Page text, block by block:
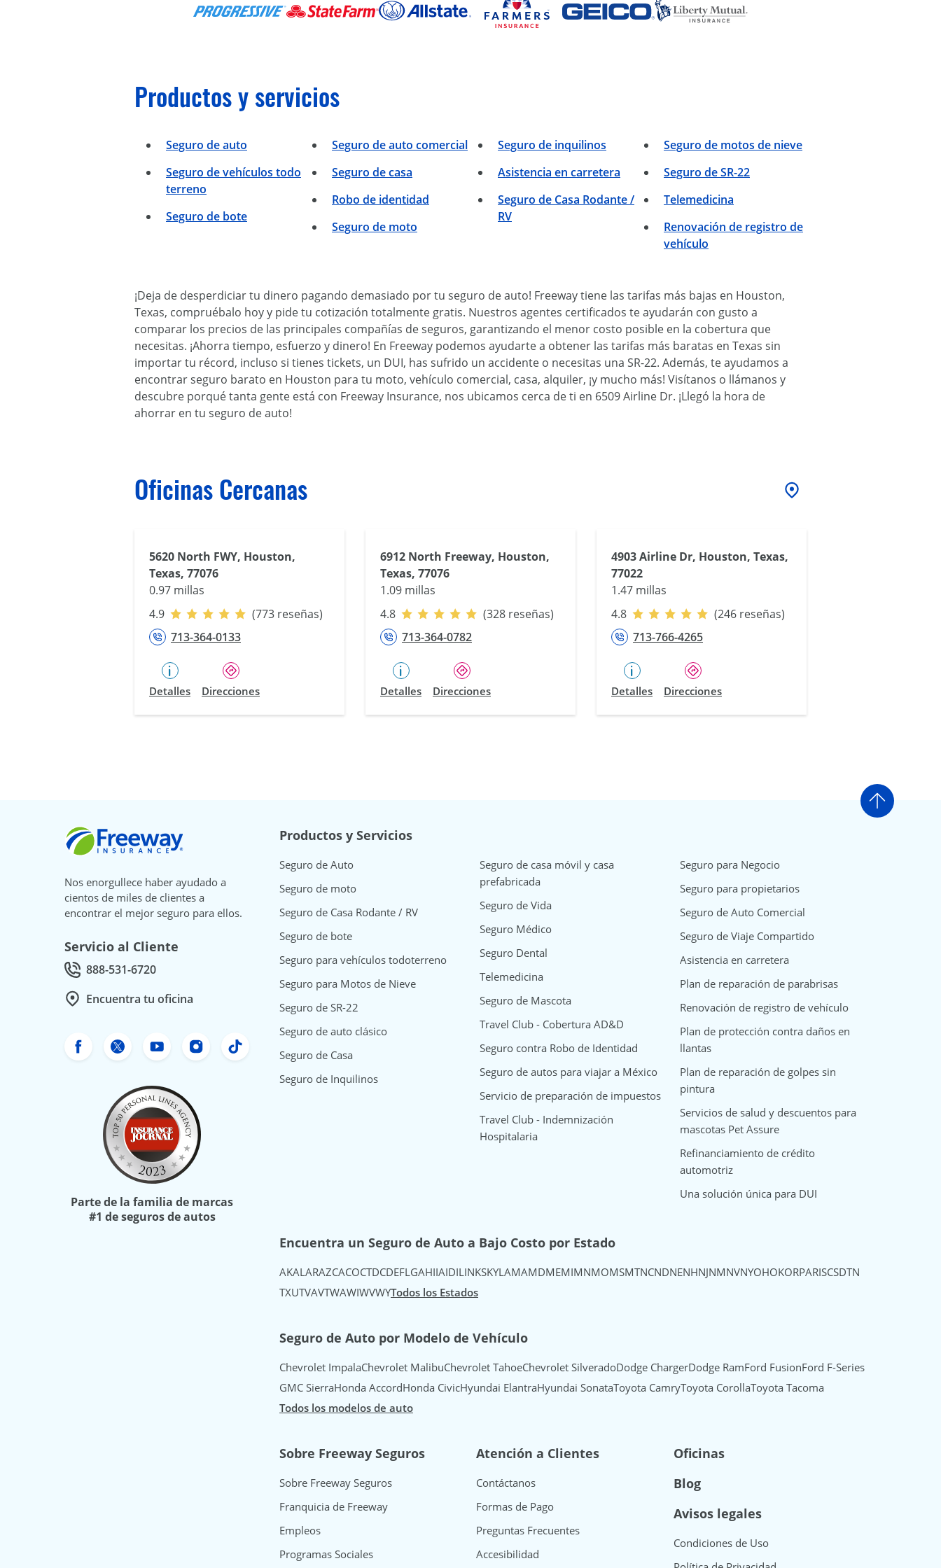
Productos y servicios
Seguro de auto
Seguro de vehículos todo
terreno
Seguro de bote
Seguro de auto comercial
Seguro de casa
Robo de identidad
Seguro de moto
Seguro de inquilinos
Asistencia en carretera
Seguro de Casa Rodante /
RV
Seguro de motos de nieve
Seguro de SR-22
Telemedicina
Renovación de registro de
vehículo
¡Deja de desperdiciar tu dinero pagando demasiado por tu seguro de auto! Freeway tiene las tarifas más bajas en Houston,
Texas, compruébalo hoy y pide tu cotización totalmente gratis. Nuestros agentes certificados te ayudarán con gusto a
comparar los precios de las principales compañías de seguros, garantizando el menor costo posible en la cobertura que
necesitas. ¡Ahorra tiempo, esfuerzo y dinero! En Freeway podemos ayudarte a obtener las tarifas más baratas en Texas sin
importar tu récord, incluso si tienes tickets, un DUI, has sufrido un accidente o necesitas una SR-22. Además, te ayudamos a
encontrar seguro barato en Houston para tu moto, vehículo comercial, casa, alquiler, ¡y mucho más! Visítanos o llámanos y
descubre porqué tanta gente está con Freeway Insurance, nos ubicamos cerca de ti en 6509 Airline Dr. ¡Llegó la hora de
ahorrar en tu seguro de auto!
Oficinas Cercanas
5620 North FWY, Houston,
Texas, 77076
0.97 millas
4.9
(773 reseñas)
713-364-0133
Detalles Direcciones
6912 North Freeway, Houston,
Texas, 77076
1.09 millas
4.8
(328 reseñas)
713-364-0782
Detalles Direcciones
4903 Airline Dr, Houston, Texas,
77022
1.47 millas
4.8
(246 reseñas)
713-766-4265
Detalles Direcciones
Ir arriba
Freeway Insurance
Nos enorgullece haber ayudado a
cientos de miles de clientes a
encontrar el mejor seguro para ellos.
Servicio al Cliente
Call Customer service at
888-531-6720
Encuentra tu oficina
Facebook de Freeway Insurance
Twitter de Freeway Insurance
YouTube de Freeway Insurance
Instagram Freeway Insurance
TikTok Freeway Insurance
Parte de la familia de marcas
#1 de seguros de autos
Productos y Servicios
Seguro de Auto
Seguro de moto
Seguro de Casa Rodante / RV
Seguro de bote
Seguro para vehículos todoterreno
Seguro para Motos de Nieve
Seguro de SR-22
Seguro de auto clásico
Seguro de Casa
Seguro de Inquilinos
Seguro de casa móvil y casa
prefabricada
Seguro de Vida
Seguro Médico
Seguro Dental
Telemedicina
Seguro de Mascota
Travel Club - Cobertura AD&D
Seguro contra Robo de Identidad
Seguro de autos para viajar a México
Servicio de preparación de impuestos
Travel Club - Indemnización
Hospitalaria
Seguro para Negocio
Seguro para propietarios
Seguro de Auto Comercial
Seguro de Viaje Compartido
Asistencia en carretera
Plan de reparación de parabrisas
Renovación de registro de vehículo
Plan de protección contra daños en
llantas
Plan de reparación de golpes sin
pintura
Servicios de salud y descuentos para
mascotas Pet Assure
Refinanciamiento de crédito
automotriz
Una solución única para DUI
Encuentra un Seguro de Auto a Bajo Costo por Estado
AKALARAZCACOCTDCDEFLGAHIIAIDILINKSKYLAMAMDMEMIMNMOMSMTNCNDNENHNJNMNVNYOHOKORPARISCSDTN
TXUTVAVTWAWIWVWYTodos los Estados
Seguro de Auto por Modelo de Vehículo
Chevrolet ImpalaChevrolet MalibuChevrolet TahoeChevrolet SilveradoDodge ChargerDodge RamFord FusionFord F-Series
GMC SierraHonda AccordHonda CivicHyundai ElantraHyundai SonataToyota CamryToyota CorollaToyota Tacoma
Todos los modelos de auto
Sobre Freeway Seguros
Sobre Freeway Seguros
Franquicia de Freeway
Empleos
Programas Sociales
Atención a Clientes
Contáctanos
Formas de Pago
Preguntas Frecuentes
Accesibilidad
Oficinas
Blog
Avisos legales
Condiciones de Uso